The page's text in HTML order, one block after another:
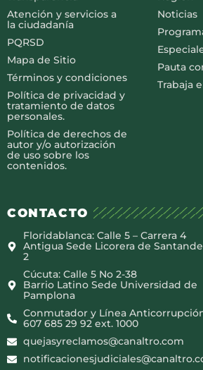
Atención y servicios a
la ciudadanía
PQRSD
Mapa de Sitio
Términos y condiciones
Política de privacidad y
tratamiento de datos
personales.
Política de derechos de
autor y/o autorización
de uso sobre los
contenidos.
Noticias
Pauta
Trabaja
CONTACTO
Floridablanca: Calle 5 – Carrera 4
Antigua Sede Licorera de
2
Cúcuta: Calle 5 No 2-38
Barrio Latino Sede Universidad de
Pamplona
Conmutador y Línea
607 685 29 92 ext. 1000
quejasyreclamos@canaltro.com